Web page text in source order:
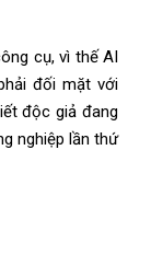
cụ, vì thế AI
đối mặt với
độc giả đang
nghiệp lần thứ